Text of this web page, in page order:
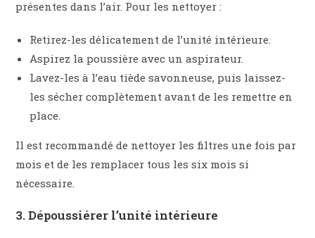
présentes dans l’air. Pour les nettoyer :
Retirez-les délicatement de l’unité intérieure.
Aspirez la poussière avec un aspirateur.
Lavez-les à l’eau tiède savonneuse, puis laissez-
les sécher complètement avant de les remettre en
place.
Il est recommandé de nettoyer les filtres une fois par
mois et de les remplacer tous les six mois si
nécessaire.
3. Dépoussiérer l’unité intérieure